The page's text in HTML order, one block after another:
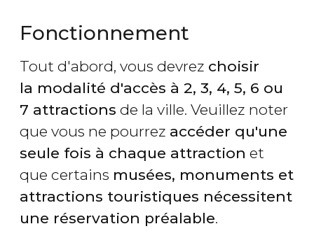
Fonctionnement
Tout d'abord, vous devrez choisir
la modalité d'accès à 2, 3, 4, 5, 6 ou
7 attractions de la ville. Veuillez noter
que vous ne pourrez accéder qu'une
seule fois à chaque attraction et
que certains musées, monuments et
attractions touristiques nécessitent
une réservation préalable.